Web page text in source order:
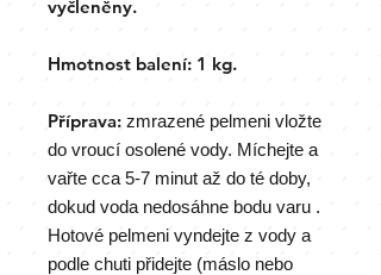
vyčleněny.
Hmotnost balení: 1 kg.
Příprava: zmrazené pelmeni vložte
do vroucí osolené vody. Míchejte a
vařte cca 5-7 minut až do té doby,
dokud voda nedosáhne bodu varu .
Hotové pelmeni vyndejte z vody a
podle chuti přidejte (máslo nebo